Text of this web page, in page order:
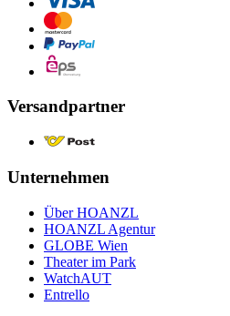
Versandpartner
Unternehmen
Über HOANZL
HOANZL Agentur
GLOBE Wien
Theater im Park
WatchAUT
Entrello